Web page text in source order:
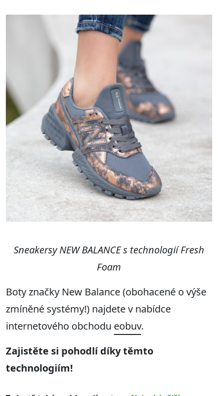
Sneakersy NEW BALANCEs technologiíFresh
Foam
Boty značky New Balance (obohacené o výše
zmíněné systémy!) najdete v nabídce
internetového obchodu eobuv.
Zajistěte si pohodlí díky těmto
technologiím!